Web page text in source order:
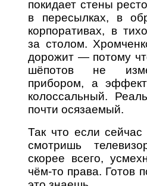
покидает стены
в пересылках, в
корпоративах, в
за столом.
дорожит — потому
шёпотов не
прибором, а
колоссальный.
почти осязаемый.
Так что если
смотришь
скорее всего,
чём-то права. Готов